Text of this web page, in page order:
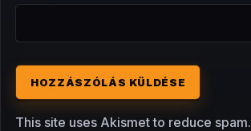
This site uses Akismet to reduce spam.